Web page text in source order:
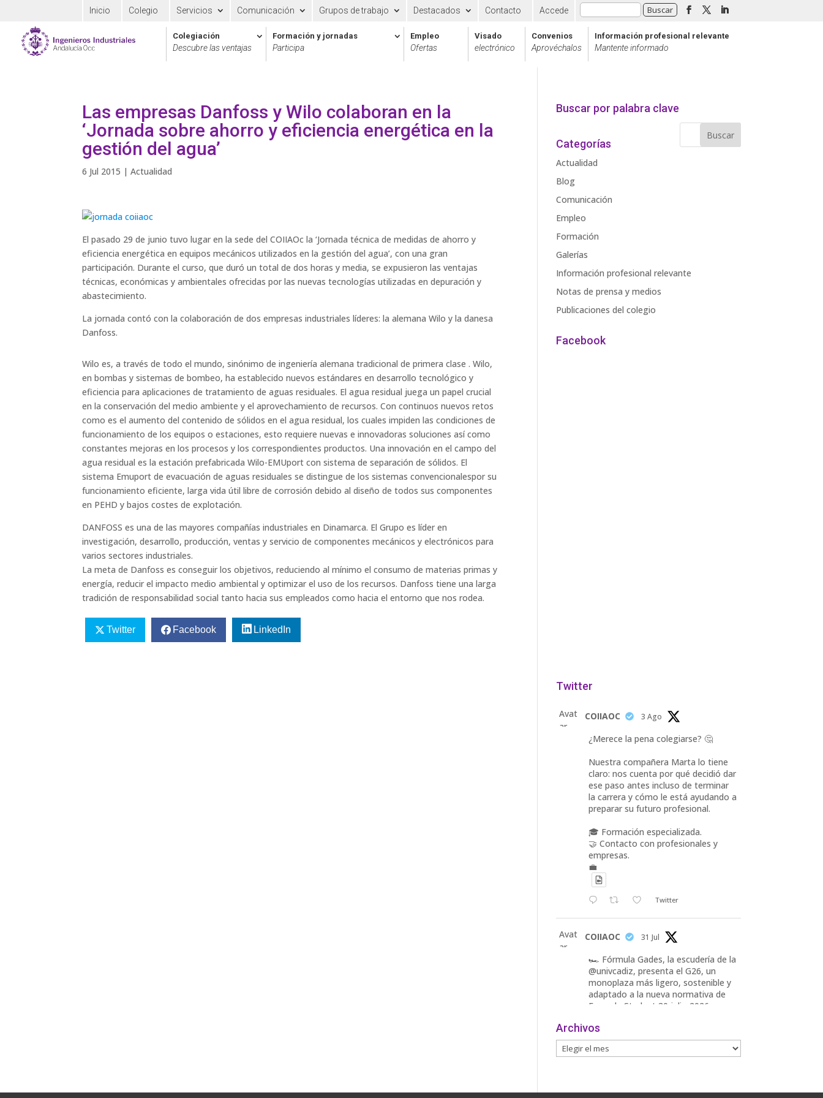
Inicio Colegio Servicios Comunicación Grupos de trabajo Destacados Contacto Accede
Colegiación
Descubre las ventajas
Formación y jornadas
Participa
Empleo
Ofertas
Visado
electrónico
Convenios
Aprovéchalos
Información profesional relevante
Mantente informado
Las empresas Danfoss y Wilo colaboran en la
‘Jornada sobre ahorro y eficiencia energética en la
gestión del agua’
6 Jul 2015 |Actualidad
El pasado 29 de junio tuvo lugar en la sede del COIIAOc la ‘Jornada técnica de medidas de ahorro y
eficiencia energética en equipos mecánicos utilizados en la gestión del agua’, con una gran
participación. Durante el curso, que duró un total de dos horas y media, se expusieron las ventajas
técnicas, económicas y ambientales ofrecidas por las nuevas tecnologías utilizadas en depuración y
abastecimiento.
La jornada contó con la colaboración de dos empresas industriales líderes: la alemana Wilo y la danesa
Danfoss.
Wilo es, a través de todo el mundo, sinónimo de ingeniería alemana tradicional de primera clase . Wilo,
en bombas y sistemas de bombeo, ha establecido nuevos estándares en desarrollo tecnológico y
eficiencia para aplicaciones de tratamiento de aguas residuales. El agua residual juega un papel crucial
en la conservación del medio ambiente y el aprovechamiento de recursos. Con continuos nuevos retos
como es el aumento del contenido de sólidos en el agua residual, los cuales impiden las condiciones de
funcionamiento de los equipos o estaciones, esto requiere nuevas e innovadoras soluciones así como
constantes mejoras en los procesos y los correspondientes productos. Una innovación en el campo del
agua residual es la estación prefabricada Wilo-EMUport con sistema de separación de sólidos. El
sistema Emuport de evacuación de aguas residuales se distingue de los sistemas convencionalespor su
funcionamiento eficiente, larga vida útil libre de corrosión debido al diseño de todos sus componentes
en PEHD y bajos costes de explotación.
DANFOSS es una de las mayores compañías industriales en Dinamarca. El Grupo es líder en
investigación, desarrollo, producción, ventas y servicio de componentes mecánicos y electrónicos para
varios sectores industriales.
La meta de Danfoss es conseguir los objetivos, reduciendo al mínimo el consumo de materias primas y
energía, reducir el impacto medio ambiental y optimizar el uso de los recursos. Danfoss tiene una larga
tradición de responsabilidad social tanto hacia sus empleados como hacia el entorno que nos rodea.
Twitter Facebook LinkedIn
Buscar por palabra clave
Categorías
Actualidad
Blog
Comunicación
Empleo
Formación
Galerías
Información profesional relevante
Notas de prensa y medios
Publicaciones del colegio
Facebook
Twitter
Avat
ar
COIIAOC 3 Ago
¿Merece la pena colegiarse? 🤔
Nuestra compañera Marta lo tiene
claro: nos cuenta por qué decidió dar
ese paso antes incluso de terminar
la carrera y cómo le está ayudando a
preparar su futuro profesional.
🎓 Formación especializada.
🤝 Contacto con profesionales y
empresas.
💼
Twitter
Avat
ar
COIIAOC 31 Jul
🏎️ Fórmula Gades, la escudería de la
@univcadiz, presenta el G26, un
monoplaza más ligero, sostenible y
adaptado a la nueva normativa de
Formula Student 30 julio 2026.
En la presentación, que tuvo lugar
este miércoles, estuvieron presentes
María Luisa Bea, Presidenta
Archivos